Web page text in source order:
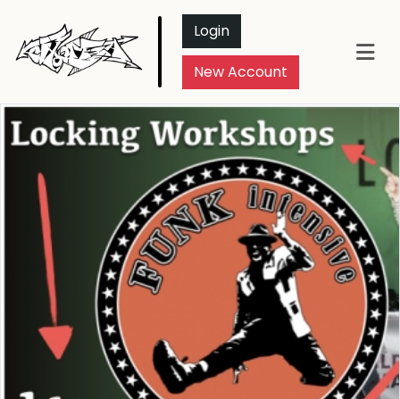
Login
New Account